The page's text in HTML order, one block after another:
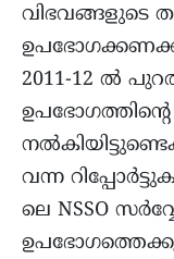
വിഭവങ്ങളുടെ
2011-12 ൽ
വന്ന
ലെ NSSO